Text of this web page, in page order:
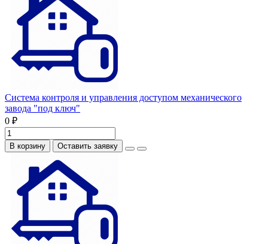
Система контроля и управления доступом механического
завода "под ключ"
0 ₽
В корзину Оставить заявку